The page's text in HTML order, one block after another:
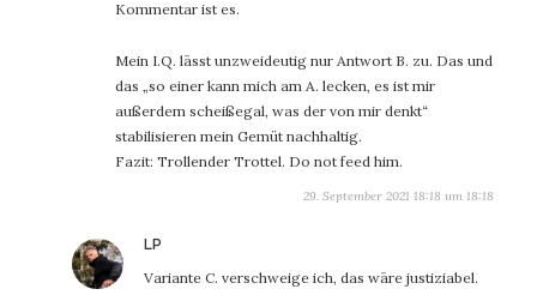
Kommentar ist es.
Mein I.Q. lässt unzweideutig nur Antwort B. zu. Das und
das „so einer kann mich am A. lecken, es ist mir
außerdem scheißegal, was der von mir denkt“
stabilisieren mein Gemüt nachhaltig.
Fazit: Trollender Trottel. Do not feed him.
29. September 2021 18:18 um 18:18
LP
Variante C. verschweige ich, das wäre justiziabel.